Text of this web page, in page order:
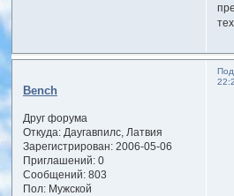
Bench
Друг форума
Откуда:Даугавпилс, Латвия
Зарегистрирован: 2006-05-06
Приглашений:0
Сообщений:803
Пол:Мужской